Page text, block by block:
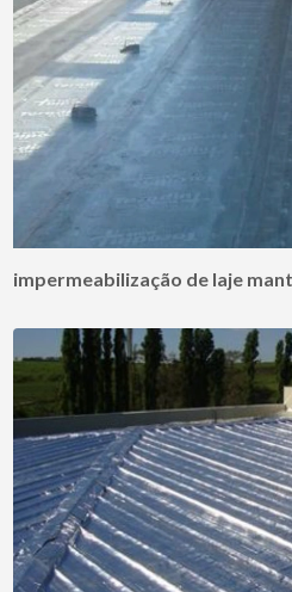
impermeabilização de laje